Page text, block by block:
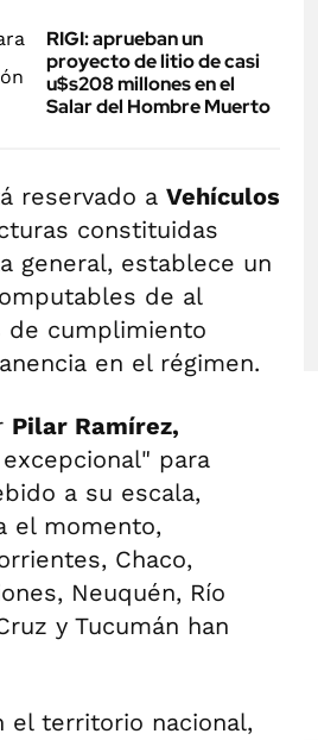
RIGI: aprueban un
proyecto de litio de casi
u$s208 millones en el
Salar del Hombre Muerto
reservado a Vehículos
constituidas
general, establece un
de al
de cumplimiento
en el régimen.
Pilar Ramírez,
para
a su escala,
el momento,
Chaco,
Neuquén, Río
y Tucumán han
el territorio nacional,